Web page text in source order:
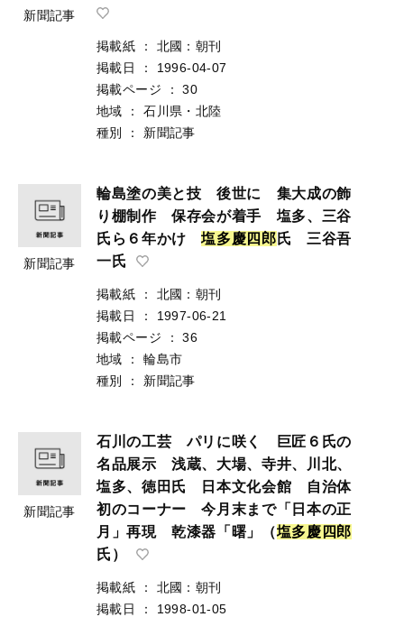
新聞記事
掲載紙 ：
北國：朝刊
掲載日
：
1996-04-07
掲載ページ
：
30
地域
：
石川県・北陸
種別
： 新聞記事
新聞記事
輪島塗の美と技 後世に 集大成の飾
り棚制作 保存会が着手 塩多、三谷
氏ら６年かけ塩多慶四 郎 氏 三谷吾
一氏
掲載紙 ：
北國：朝刊
掲載日
：
1997-06-21
掲載ページ
：
36
地域
：
輪島市
種別
： 新聞記事
新聞記事
石川の工芸 パリに咲く 巨匠６氏の
名品展示 浅蔵、大場、寺井、川北、
塩多、徳田氏 日本文化会館 自治体
初のコーナー 今月末まで「日本の正
月」再現 乾漆器「曙」（塩多慶 四 郎
氏）
掲載紙 ：
北國：朝刊
掲載日
：
1998-01-05